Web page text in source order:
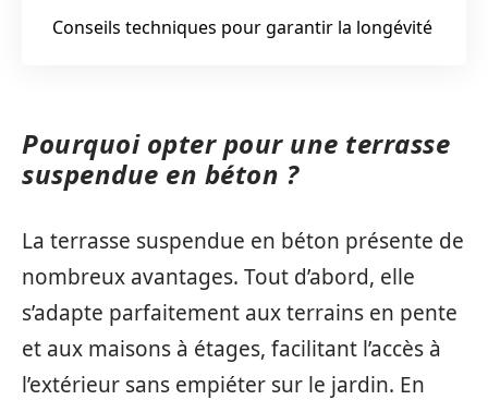
Conseils techniques pour garantir la longévité
Pourquoi opter pour une terrasse
suspendue en béton ?
La terrasse suspendue en béton présente de
nombreux avantages. Tout d’abord, elle
s’adapte parfaitement aux terrains en pente
et aux maisons à étages, facilitant l’accès à
l’extérieur sans empiéter sur le jardin. En